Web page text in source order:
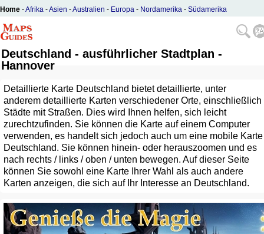
Home -Afrika -Asien -Australien - Europa - Nordamerika - Südamerika
Deutschland - ausführlicher Stadtplan -
Hannover
Detaillierte Karte Deutschland bietet detaillierte, unter
anderem detaillierte Karten verschiedener Orte, einschließlich
Städte mit Straßen. Dies wird Ihnen helfen, sich leicht
zurechtzufinden. Sie können die Karte auf einem Computer
verwenden, es handelt sich jedoch auch um eine mobile Karte
Deutschland. Sie können hinein- oder herauszoomen und es
nach rechts / links / oben / unten bewegen. Auf dieser Seite
können Sie sowohl eine Karte Ihrer Wahl als auch andere
Karten anzeigen, die sich auf Ihr Interesse an Deutschland.